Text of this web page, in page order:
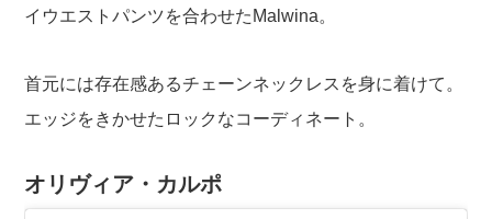
イウエストパンツを合わせたMalwina。
首元には存在感あるチェーンネックレスを身に着けて。
エッジをきかせたロックなコーディネート。
オリヴィア・カルポ